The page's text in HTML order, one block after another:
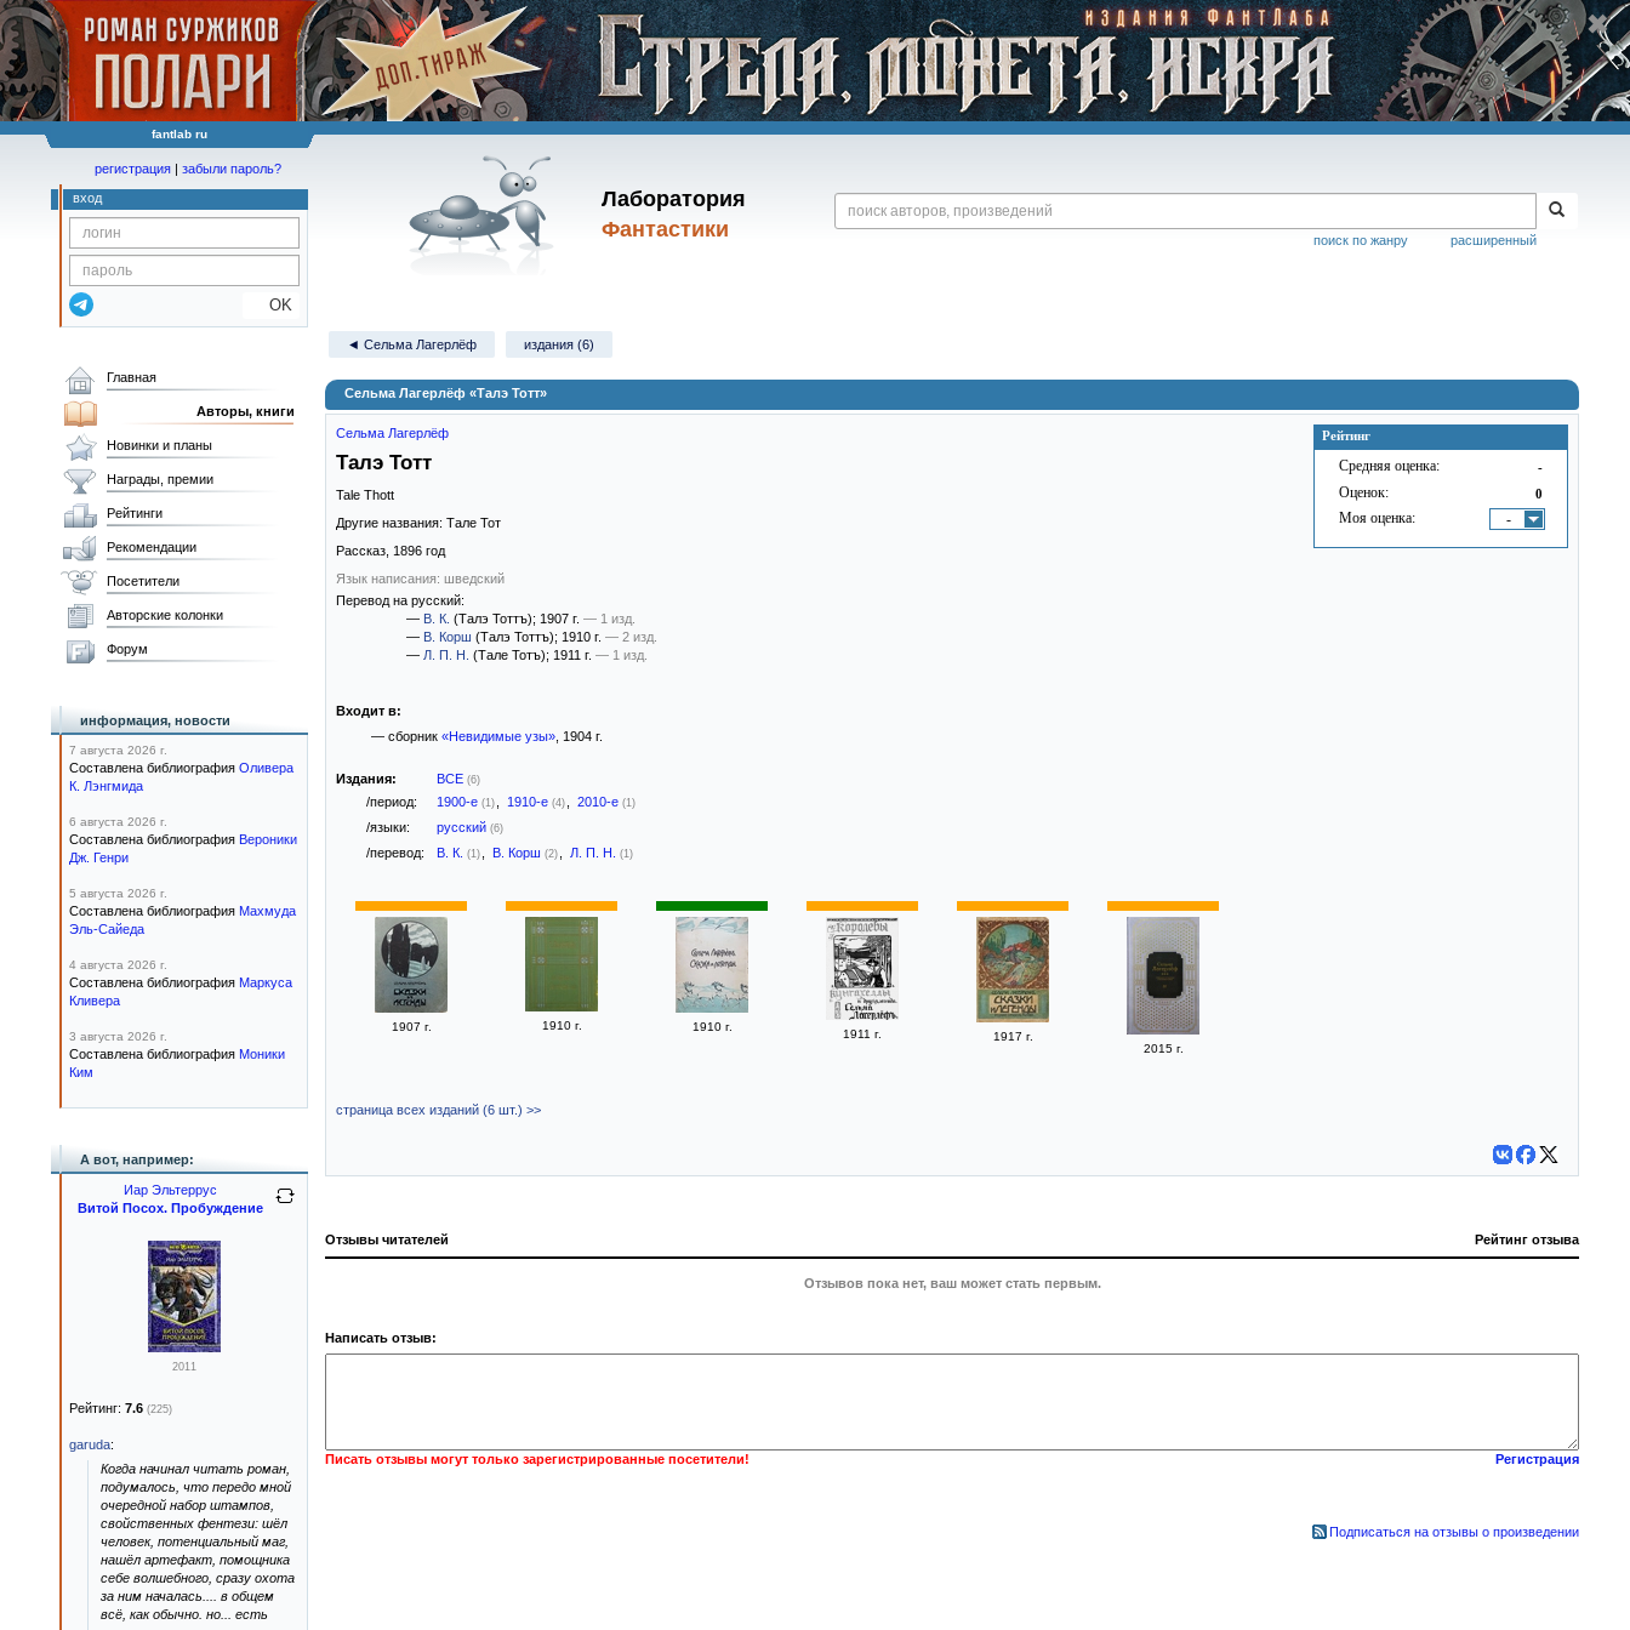
fantlab ru
Лаборатория
Фантастики
расширенный
поиск по жанру
регистрация | забыли пароль?
вход
OK
◄ Сельма Лагерлёф издания (6)
Сельма Лагерлёф «Талэ Тотт»
Рейтинг
Средняя оценка: -
Оценок: 0
Моя оценка: -
Сельма Лагерлёф
Талэ Тотт
Tale Thott
Другие названия: Тале Тот
Рассказ, 1896 год
Язык написания: шведский
Перевод на русский:
— В. К. (Талэ Тоттъ); 1907 г. — 1 изд.
— В. Корш (Талэ Тоттъ); 1910 г. — 2 изд.
— Л. П. Н. (Тале Тотъ); 1911 г. — 1 изд.
Входит в:
— сборник «Невидимые узы», 1904 г.
Издания: ВСЕ (6)
/период: 1900-е (1) 1910-е (4) 2010-е (1)
/языки: русский (6)
/перевод: В. К. (1) В. Корш (2) Л. П. Н. (1)
1907 г. 1910 г. 1910 г.
1911 г.
1917 г.
2015 г.
страница всех изданий (6 шт.) >>
Отзывы читателей Рейтинг отзыва
Отзывов пока нет, ваш может стать первым.
Написать отзыв:
Писать отзывы могут только зарегистрированные посетители! Регистрация
Подписаться на отзывы о произведении
Главная
Авторы, книги
Новинки и планы
Награды, премии
Рейтинги
Рекомендации
Посетители
Авторские колонки
Форум
информация, новости
7 августа 2026 г.
Составлена библиография Оливера
К. Лэнгмида
6 августа 2026 г.
Составлена библиография Вероники
Дж. Генри
5 августа 2026 г.
Составлена библиография Махмуда
Эль-Сайеда
4 августа 2026 г.
Составлена библиография Маркуса
Кливера
3 августа 2026 г.
Составлена библиография Моники
Ким
А вот, например:
Иар Эльтеррус
Витой Посох. Пробуждение
2011
Рейтинг: 7.6 (225)
garuda:
Когда начинал читать роман,
подумалось, что передо мной
очередной набор штампов,
свойственных фентези: шёл
человек, потенциальный маг,
нашёл артефакт, помощника
себе волшебного, сразу охота
за ним началась.... в общем
всё, как обычно. но... есть